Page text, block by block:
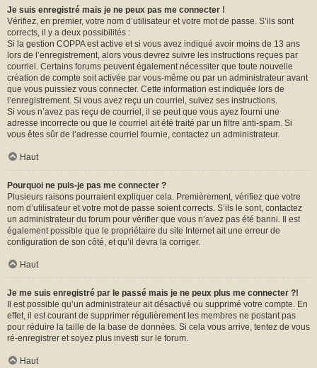
Je suis enregistré mais je ne peux pas me connecter !
Vérifiez, en premier, votre nom d’utilisateur et votre mot de passe. S’ils sont
corrects, il y a deux possibilités :
Si la gestion COPPA est active et si vous avez indiqué avoir moins de 13 ans
lors de l’enregistrement, alors vous devrez suivre les instructions reçues par
courriel. Certains forums peuvent également nécessiter que toute nouvelle
création de compte soit activée par vous-même ou par un administrateur avant
que vous puissiez vous connecter. Cette information est indiquée lors de
l’enregistrement. Si vous avez reçu un courriel, suivez ses instructions.
Si vous n’avez pas reçu de courriel, il se peut que vous ayez fourni une
adresse incorrecte ou que le courriel ait été traité par un filtre anti-spam. Si
vous êtes sûr de l’adresse courriel fournie, contactez un administrateur.
Haut
Pourquoi ne puis-je pas me connecter ?
Plusieurs raisons pourraient expliquer cela. Premièrement, vérifiez que votre
nom d’utilisateur et votre mot de passe soient corrects. S’ils le sont, contactez
un administrateur du forum pour vérifier que vous n’avez pas été banni. Il est
également possible que le propriétaire du site Internet ait une erreur de
configuration de son côté, et qu’il devra la corriger.
Haut
Je me suis enregistré par le passé mais je ne peux plus me connecter ?!
Il est possible qu’un administrateur ait désactivé ou supprimé votre compte. En
effet, il est courant de supprimer régulièrement les membres ne postant pas
pour réduire la taille de la base de données. Si cela vous arrive, tentez de vous
ré-enregistrer et soyez plus investi sur le forum.
Haut